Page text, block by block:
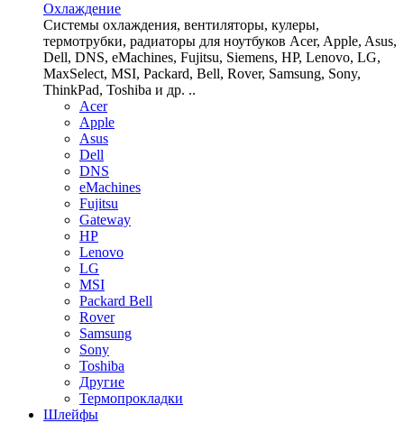
Охлаждение
Системы охлаждения, вентиляторы, кулеры,
термотрубки, радиаторы для ноутбуков Acer, Apple, Asus,
Dell, DNS, eMachines, Fujitsu, Siemens, HP, Lenovo, LG,
MaxSelect, MSI, Packard, Bell, Rover, Samsung, Sony,
ThinkPad, Toshiba и др. ..
Acer
Apple
Asus
Dell
DNS
eMachines
Fujitsu
Gateway
HP
Lenovo
LG
MSI
Packard Bell
Rover
Samsung
Sony
Toshiba
Другие
Термопрокладки
Шлейфы